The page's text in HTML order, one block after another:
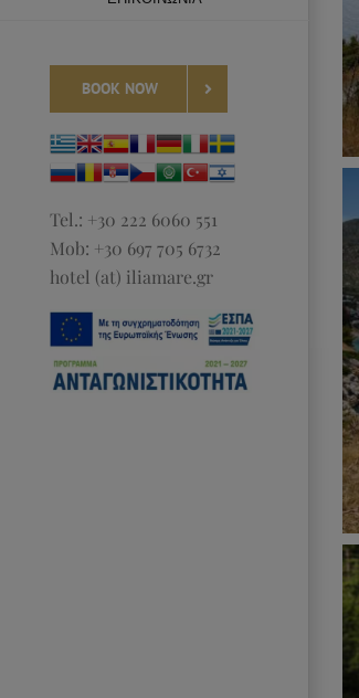
BOOK NOW
Tel.: +30 222 6060 551
Mob: +30 697 705 6732
hotel (at) iliamare.gr